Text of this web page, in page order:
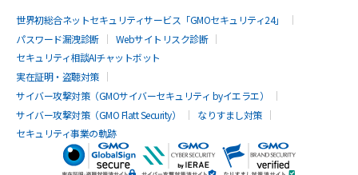
世界初総合ネットセキュリティサービス「GMOセキュリティ24」
パスワード漏洩診断
Webサイトリスク診断
セキュリティ相談AIチャットボット
実在証明・盗聴対策
サイバー攻撃対策（GMOサイバーセキュリティ byイエラエ）
サイバー攻撃対策（GMO Flatt Security）
なりすまし対策
セキュリティ事業の軌跡